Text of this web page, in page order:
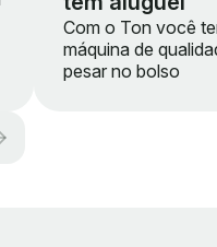
Com o Ton você
máquina de
pesar no bolso